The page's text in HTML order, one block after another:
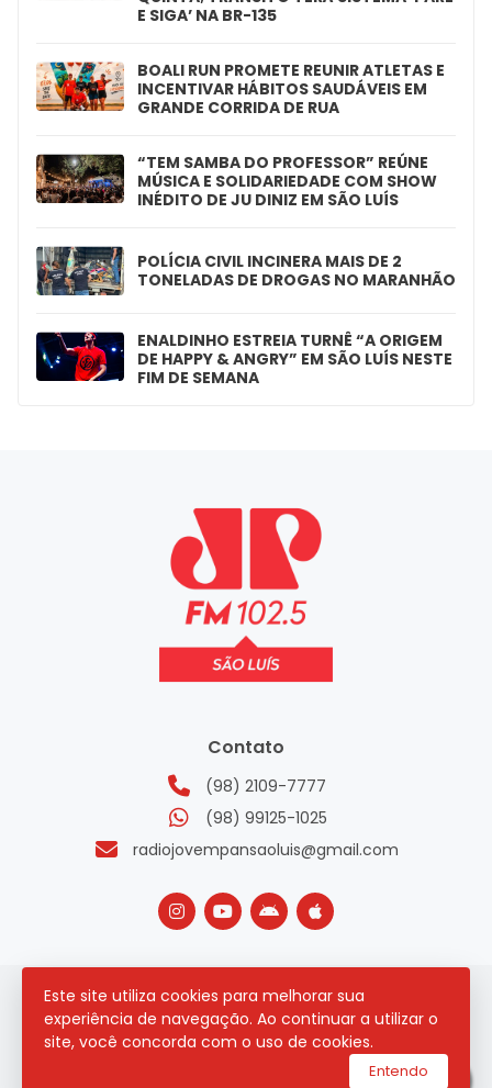
E SIGA’ NA BR-135
BOALI RUN PROMETE REUNIR ATLETAS E
INCENTIVAR HÁBITOS SAUDÁVEIS EM
GRANDE CORRIDA DE RUA
“TEM SAMBA DO PROFESSOR” REÚNE
MÚSICA E SOLIDARIEDADE COM SHOW
INÉDITO DE JU DINIZ EM SÃO LUÍS
POLÍCIA CIVIL INCINERA MAIS DE 2
TONELADAS DE DROGAS NO MARANHÃO
ENALDINHO ESTREIA TURNÊ “A ORIGEM
DE HAPPY & ANGRY” EM SÃO LUÍS NESTE
FIM DE SEMANA
Este site utiliza cookies para melhorar sua
experiência de navegação. Ao continuar a utilizar o
site, você concorda com o uso de cookies.
Entendo
Contato
(98) 2109-7777
(98) 99125-1025
radiojovempansaoluis@gmail.com
2026 © Todos os direitos reservados.